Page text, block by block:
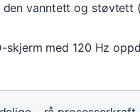
vanntett og støvtett
skjerm med 120 Hz